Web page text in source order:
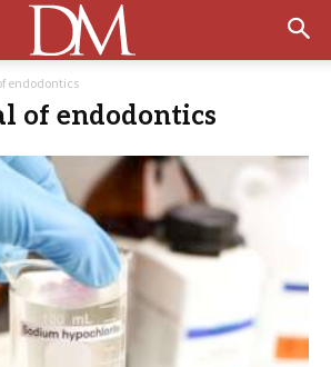
endodontics
of endodontics